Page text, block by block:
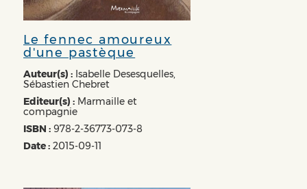
Le fennec amoureux
d'une pastèque
Auteur(s) : Isabelle Desesquelles,
Sébastien Chebret
Editeur(s) : Marmaille et
compagnie
ISBN : 978-2-36773-073-8
Date : 2015-09-11